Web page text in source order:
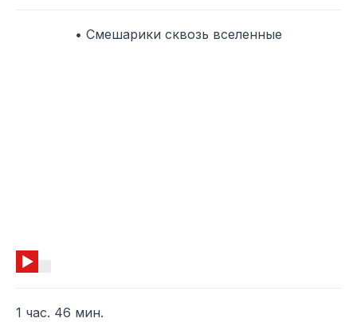
• Смешарики сквозь вселенные
1 час. 46 мин.